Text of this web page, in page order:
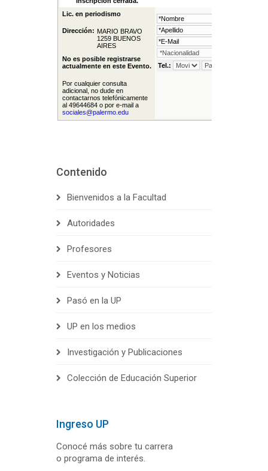
Contenido
Bienvenidos a la Facultad
Autoridades
Profesores
Eventos y Noticias
Pasó en la UP
UP en los medios
Investigación y Publicaciones
Colección de Educación Superior
Ingreso UP
Conocé más sobre tu carrera
o programa de interés.